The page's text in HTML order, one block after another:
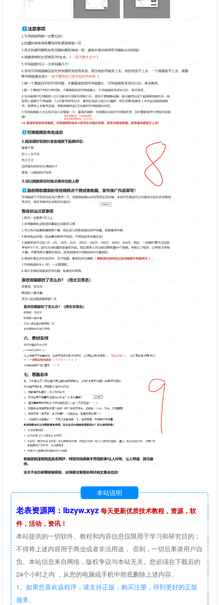
本站说明
老表资源网：lbzyw.xyz 每天更新优质技术教程，资源，软
件，活动，资讯！
本站提供的一切软件、教程和内容信息仅限用于学习和研究目的；
不得将上述内容用于商业或者非法用途， 否则，一切后果请用户自
负。本站信息来自网络，版权争议与本站无关。您必须在下载后的
24个小时之内 ，从您的电脑或手机中彻底删除上述内容。
1、如果您喜欢该程序，请支持正版，购买注册，得到更好的正版
服务。